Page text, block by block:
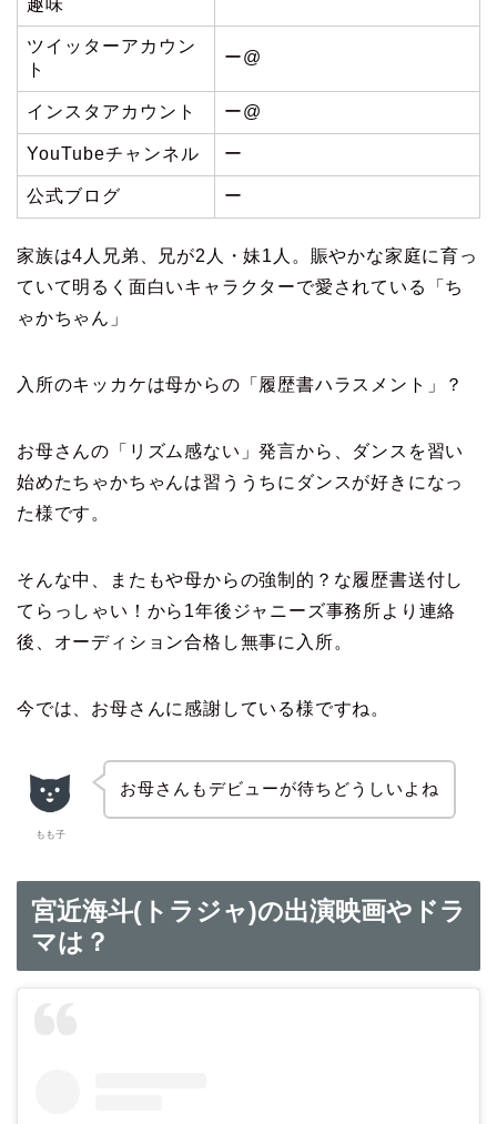
ツイッターアカウン
ト
ー@
インスタアカウント ー@
YouTubeチャンネル ー
公式ブログ ー
家族は4人兄弟、兄が2人・妹1人。賑やかな家庭に育っ
ていて明るく面白いキャラクターで愛されている「ち
ゃかちゃん」
入所のキッカケは母からの「履歴書ハラスメント」？
お母さんの「リズム感ない」発言から、ダンスを習い
始めたちゃかちゃんは習ううちにダンスが好きになっ
た様です。
そんな中、またもや母からの強制的？な履歴書送付し
てらっしゃい！から1年後ジャニーズ事務所より連絡
後、オーディション合格し無事に入所。
今では、お母さんに感謝している様ですね。
もも子
お母さんもデビューが待ちどうしいよね
宮近海斗(トラジャ)の出演映画やドラ
マは？